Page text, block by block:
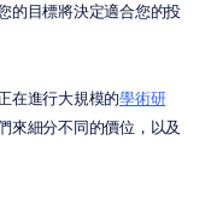
的目標將決定適合您的投
在進行大規模的學術研
來細分不同的價位，以及